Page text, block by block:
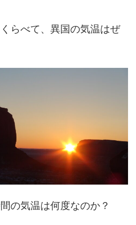
らべて、異国の気温はぜ
の気温は何度なのか？